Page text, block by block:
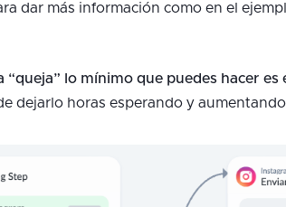
dar más información como en el
“queja” lo mínimo que puedes hacer
dejarlo horas esperando y